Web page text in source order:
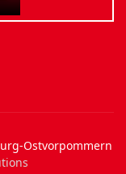
Ostvorpommern